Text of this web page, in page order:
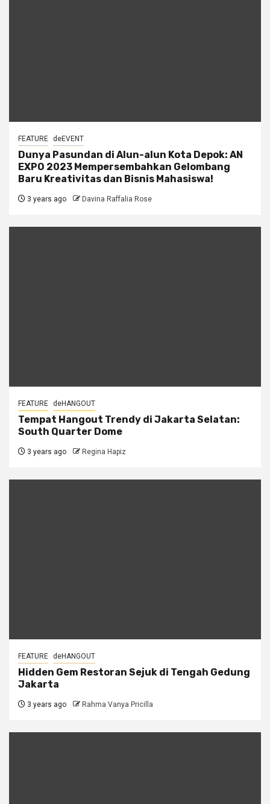
FEATURE deEVENT
Dunya Pasundan di Alun-alun Kota Depok: AN
EXPO 2023 Mempersembahkan Gelombang
Baru Kreativitas dan Bisnis Mahasiswa!
3 years ago Davina Raffalia Rose
FEATURE deHANGOUT
Tempat Hangout Trendy di Jakarta Selatan:
South Quarter Dome
3 years ago Regina Hapiz
FEATURE deHANGOUT
Hidden Gem Restoran Sejuk di Tengah Gedung
Jakarta
3 years ago Rahma Vanya Pricilla